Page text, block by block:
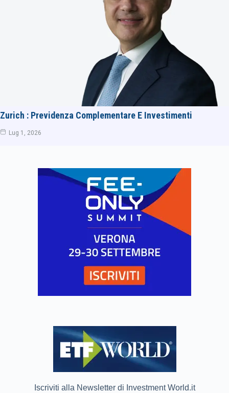
Zurich : Previdenza Complementare E Investimenti
Lug 1, 2026
Iscriviti alla Newsletter di Investment World.it